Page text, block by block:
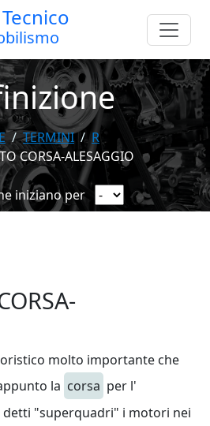
TERMINI
R
CORSA-ALESAGGIO
iniziano per
molto importante che
la corsa per l'
detti "superquadri" i motori nei